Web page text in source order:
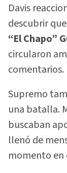
Davis
descubrir
“El Chapo”
circularon
comentarios.
Supremo
una batalla.
buscaban
llenó de
momento en